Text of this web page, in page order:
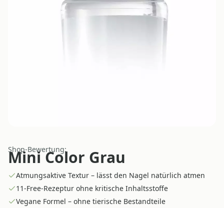
Shop-Bewertung:
Mini Color Grau
Atmungsaktive Textur – lässt den Nagel natürlich atmen
11-Free-Rezeptur ohne kritische Inhaltsstoffe
Vegane Formel – ohne tierische Bestandteile